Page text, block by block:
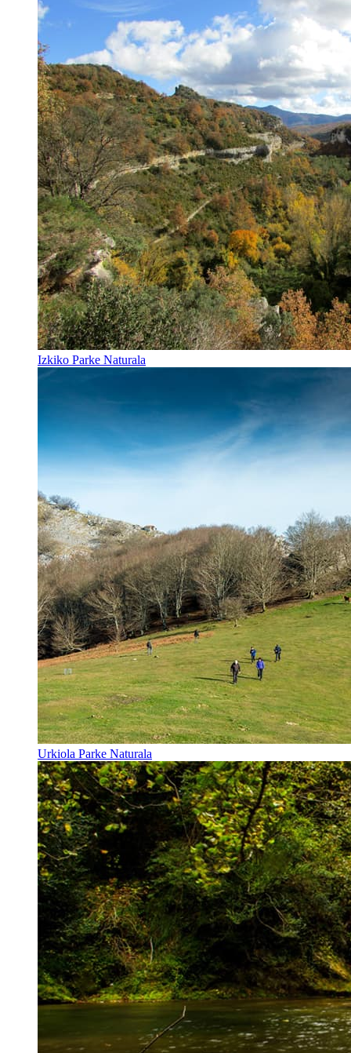
Izkiko Parke Naturala
Urkiola Parke Naturala